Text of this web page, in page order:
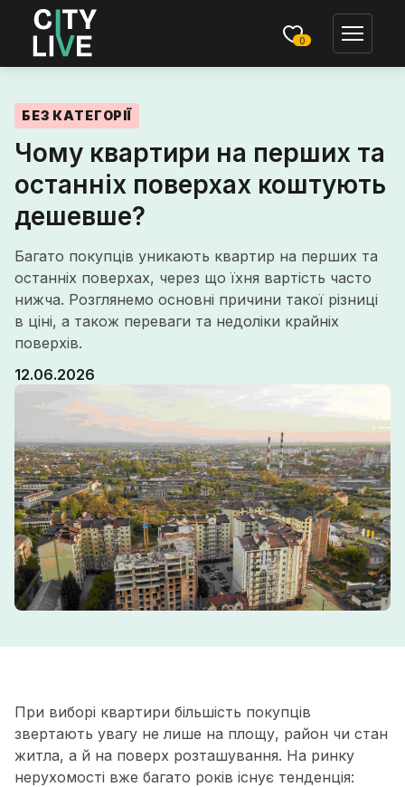
0
БЕЗ КАТЕГОРІЇ
Чому квартири на перших та
останніх поверхах коштують
дешевше?
Багато покупців уникають квартир на перших та
останніх поверхах, через що їхня вартість часто
нижча. Розглянемо основні причини такої різниці
в ціні, а також переваги та недоліки крайніх
поверхів.
12.06.2026
При виборі квартири більшість покупців
звертають увагу не лише на площу, район чи стан
житла, а й на поверх розташування. На ринку
нерухомості вже багато років існує тенденція: